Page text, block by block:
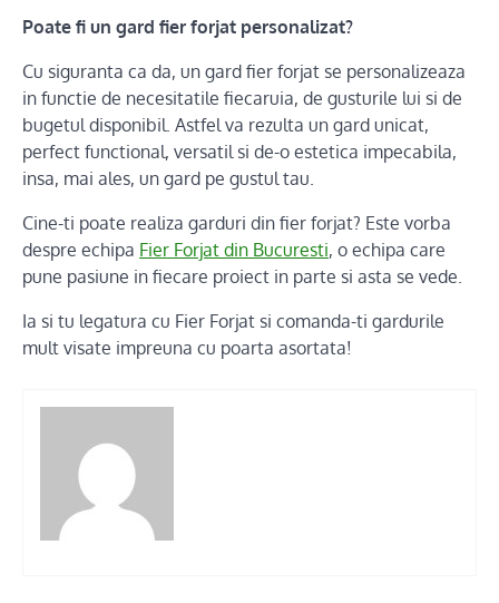
Poate fi un gard fier forjat personalizat?
Cu siguranta ca da, un gard fier forjat se personalizeaza
in functie de necesitatile fiecaruia, de gusturile lui si de
bugetul disponibil. Astfel va rezulta un gard unicat,
perfect functional, versatil si de-o estetica impecabila,
insa, mai ales, un gard pe gustul tau.
Cine-ti poate realiza garduri din fier forjat? Este vorba
despre echipa Fier Forjat din Bucuresti, o echipa care
pune pasiune in fiecare proiect in parte si asta se vede.
Ia si tu legatura cu Fier Forjat si comanda-ti gardurile
mult visate impreuna cu poarta asortata!